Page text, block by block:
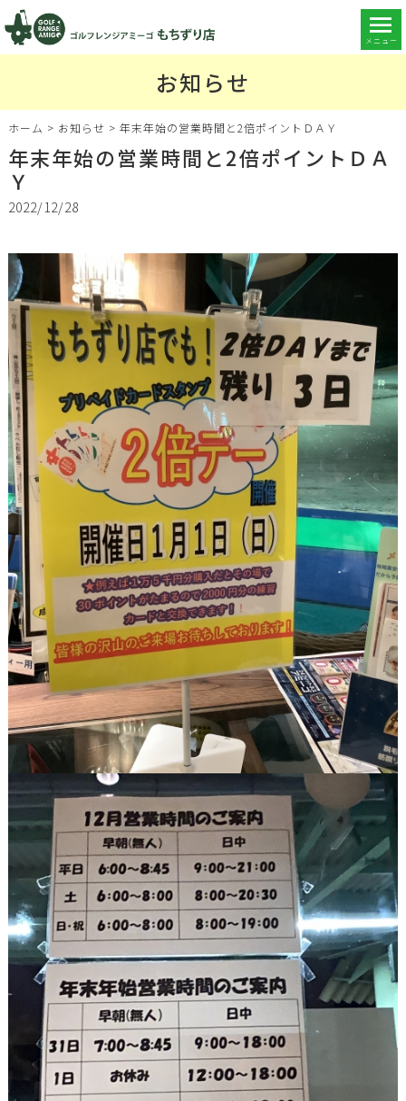
メニュー
お知らせ
ホーム > お知らせ > 年末年始の営業時間と2倍ポイントＤＡＹ
年末年始の営業時間と2倍ポイントＤＡ
Ｙ
2022/12/28